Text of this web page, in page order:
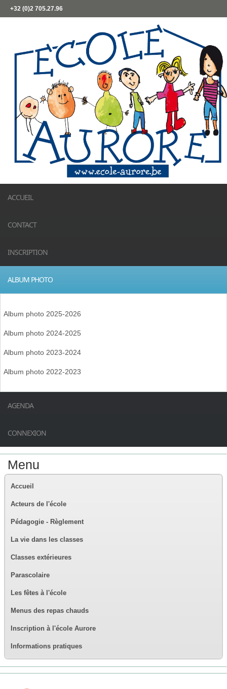
+32 (0)2 705.27.96
ACCUEIL
CONTACT
INSCRIPTION
ALBUM PHOTO
Album photo 2025-2026
Album photo 2024-2025
Album photo 2023-2024
Album photo 2022-2023
AGENDA
CONNEXION
Menu
Accueil
Acteurs de l'école
Pédagogie - Règlement
La vie dans les classes
Classes extérieures
Parascolaire
Les fêtes à l'école
Menus des repas chauds
Inscription à l'école Aurore
Informations pratiques